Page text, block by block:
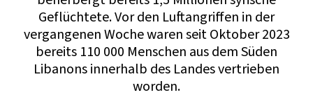
Geflüchtete. Vor den Luftangriffen in der
vergangenen Woche waren seit Oktober 2023
bereits 110 000 Menschen aus dem Süden
Libanons innerhalb des Landes vertrieben
worden.